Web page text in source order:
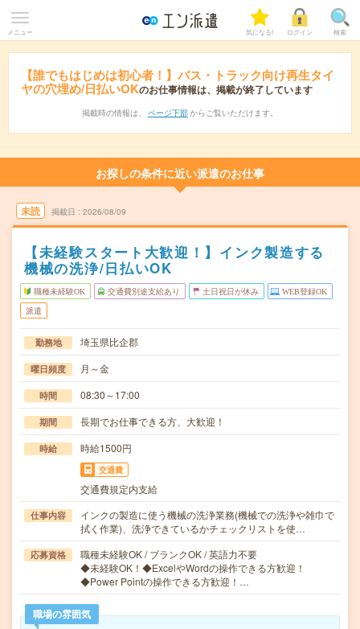
メニュー 気になる! ログイン 検索
【誰でもはじめは初心者！】バス・トラック向け再生タイ
ヤの穴埋め/日払いOKのお仕事情報は、掲載が終了しています
掲載時の情報は、 ページ下部 からご覧いただけます。
お探しの条件に近い派遣のお仕事
未読 掲載日 2026/08/09
【未経験スタート大歓迎！】インク製造する
機械の洗浄/日払いOK
職種未経験OK 交通費別途支給あり 土日祝日が休み WEB登録OK
派遣
勤務地 埼玉県比企郡
曜日頻度 月～金
時間 08:30～17:00
期間 長期でお仕事できる方、大歓迎！
時給 時給1500円
交通費
交通費規定内支給
仕事内容
インクの製造に使う機械の洗浄業務(機械での洗浄や雑巾で
拭く作業)、洗浄できているかチェックリストを使…
応募資格
職種未経験OK / ブランクOK / 英語力不要
◆未経験OK！◆ExcelやWordの操作できる方歓迎！
◆Power Pointの操作できる方歓迎！…
職場の雰囲気